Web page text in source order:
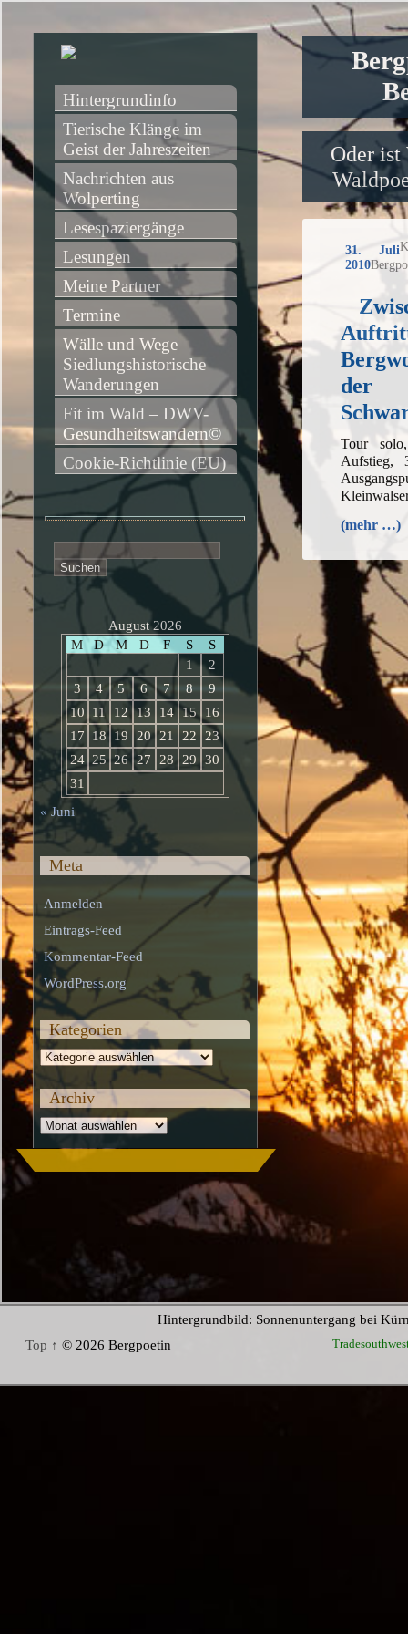
Oder ist
31. Juli
2010
der
Tour
(mehr …)
Hintergrundinfo
Tierische Klänge im
Geist der Jahreszeiten
Nachrichten aus
Wolperting
Lesespaziergänge
Lesungen
Meine Partner
Termine
Wälle und Wege –
Siedlungshistorische
Wanderungen
Fit im Wald – DWV-
Gesundheitswandern©
Cookie-Richtlinie (EU)
nach:
August 2026
M
D M D F S
S
1
2
3
4 5 6 7 8
9
10
11 12 13 14 15
16
17
18 19 20 21 22
23
24 25 26 27 28 29
30
31
« Juni
Meta
Anmelden
Eintrags-Feed
Kommentar-Feed
WordPress.org
Kategorien
Kategorien
Archiv
Archiv
Hintergrundbild: Sonnenuntergang bei
Top ↑ © 2026 Bergpoetin